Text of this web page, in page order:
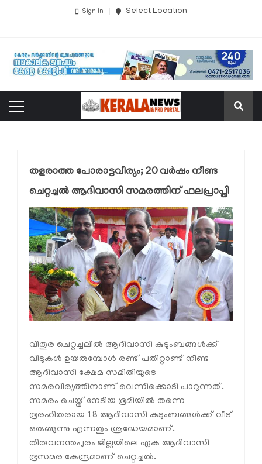
Sign In Select Location
തളരാത്ത പോരാട്ടവീര്യം; 20 വർഷം നീണ്ട
ചെറ്റച്ചൽ ആദിവാസി സമരത്തിന് ഫലപ്രാപ്തി
വിതുര ചെറ്റച്ചലിൽ ആദിവാസി കുടുംബങ്ങൾക്ക്
വീടുകൾ ഉയരുമ്പോൾ രണ്ട് പതിറ്റാണ്ട് നീണ്ട
ആദിവാസി ക്ഷേമ സമിതിയുടെ
സമരവീര്യത്തിനാണ് വെന്നിക്കൊടി പാറുന്നത്.
സമരം ചെയ്ത് നേടിയ ഭൂമിയിൽ തന്നെ
ഭൂരഹിതരായ 18 ആദിവാസി കുടുംബങ്ങൾക്ക് വീട്
ഒരുങ്ങുന്നു എന്നതും ശ്രദ്ധേയമാണ്.
തിരുവനന്തപുരം ജില്ലയിലെ ഏക ആദിവാസി
ഭൂസമര കേന്ദ്രമാണ് ചെറ്റച്ചൽ.